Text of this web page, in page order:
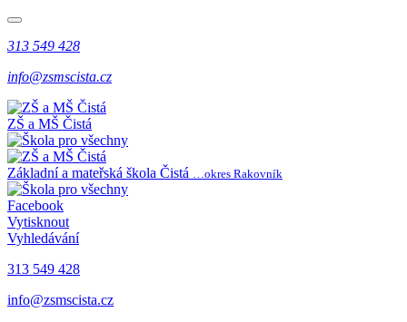
313 549 428
info@zsmscista.cz
ZŠ a MŠ Čistá
Základní a mateřská škola Čistá …okres Rakovník
Facebook
Vytisknout
Vyhledávání
313 549 428
info@zsmscista.cz